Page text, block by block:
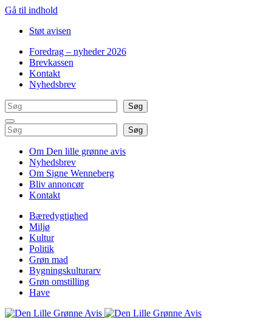
Gå til indhold
Støt avisen
Foredrag – nyheder 2026
Brevkassen
Kontakt
Nyhedsbrev
Søg
Søg
Søg Søg
Om Den lille grønne avis
Nyhedsbrev
Om Signe Wenneberg
Bliv annoncør
Kontakt
Bæredygtighed
Miljø
Kultur
Politik
Grøn mad
Bygningskulturarv
Grøn omstilling
Have